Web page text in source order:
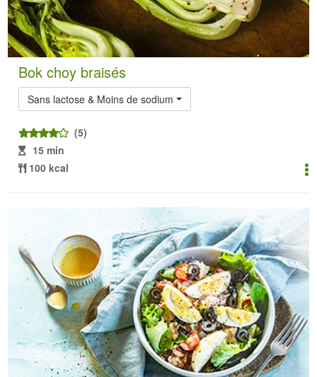
Bok choy braisés
Sans lactose & Moins de sodium
(5)
15 min
100 kcal